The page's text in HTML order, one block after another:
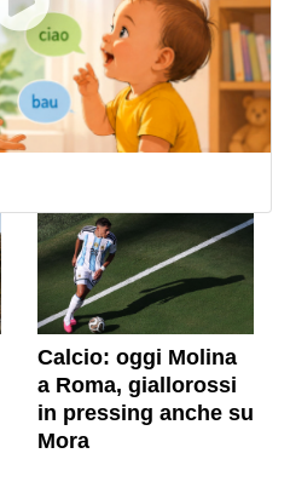
Calcio: oggi Molina
a Roma, giallorossi
in pressing anche su
Mora